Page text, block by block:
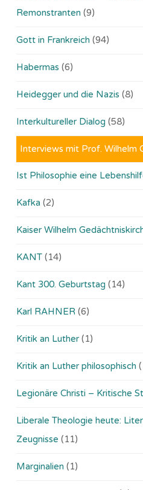
Remonstranten (9)
Gott in Frankreich (94)
Habermas (6)
Heidegger und die Nazis (8)
Interkultureller Dialog (58)
Interviews mit Prof. Wilhelm
Ist Philosophie eine
Kafka (2)
Kaiser Wilhelm
KANT (14)
Kant 300. Geburtstag (14)
Karl RAHNER (6)
Kritik an Luther (1)
Kritik an Luther philosophisch
Legionäre Christi – Kritische
Liberale Theologie heute:
Zeugnisse (11)
Marginalien (1)